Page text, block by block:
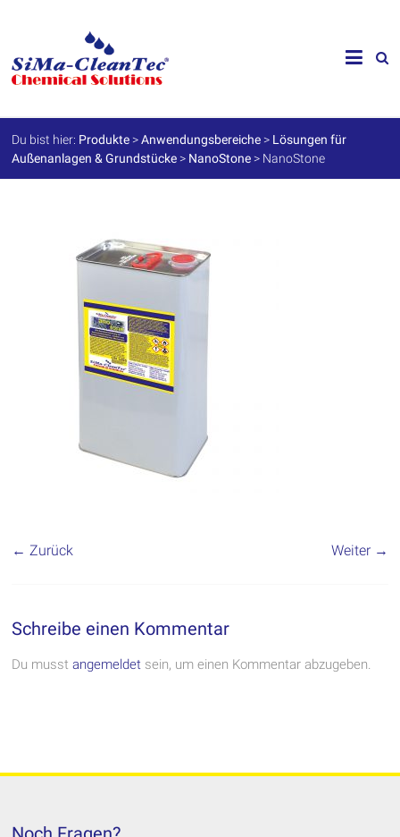
SiMa-
Cleantec
GmbH
Spezialprodukte
für
Du bist hier: Produkte >Anwendungsbereiche > Lösungen für
Außenanlagen & Grundstücke > NanoStone > NanoStone
← Zurück Weiter →
Schreibe einen Kommentar
Du musstangemeldet sein, um einen Kommentar abzugeben.